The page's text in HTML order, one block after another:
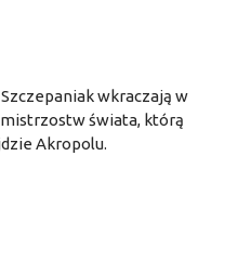
wkraczają w
świata, którą
Akropolu.